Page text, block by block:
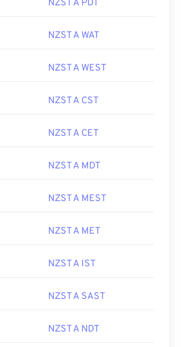
NZST A PDT
NZST A WAT
NZST A WEST
NZST A CST
NZST A CET
NZST A MDT
NZST A MEST
NZST A MET
NZST A IST
NZST A SAST
NZST A NDT